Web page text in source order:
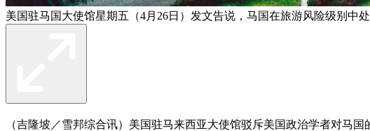
美国驻马国大使馆星期五（4月26日）发文告说，马国在旅游风险级别中
（吉隆坡／雪邦综合讯）美国驻马来西亚大使馆驳斥美国政治学者对马国